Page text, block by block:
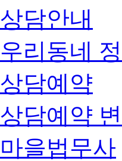
상담안내
우리동네
상담예약
상담예약
마을법무사